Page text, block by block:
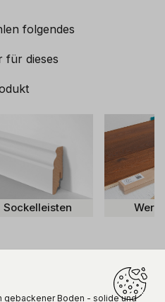
gebackener Boden - solide und
folgendes
für dieses
Sockelleisten
sind